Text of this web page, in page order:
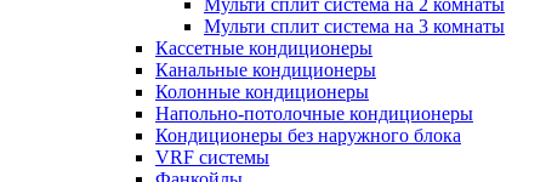
Мульти сплит система на 2 комнаты
Мульти сплит система на 3 комнаты
Кассетные кондиционеры
Канальные кондиционеры
Колонные кондиционеры
Напольно-потолочные кондиционеры
Кондиционеры без наружного блока
VRF системы